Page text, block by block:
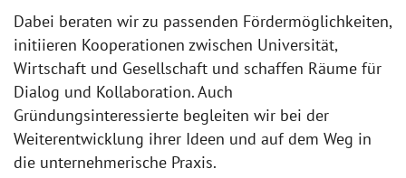
Dabei beraten wir zu passenden Fördermöglichkeiten,
initiieren Kooperationen zwischen Universität,
Wirtschaft und Gesellschaft und schaffen Räume für
Dialog und Kollaboration. Auch
Gründungsinteressierte begleiten wir bei der
Weiterentwicklung ihrer Ideen und auf dem Weg in
die unternehmerische Praxis.